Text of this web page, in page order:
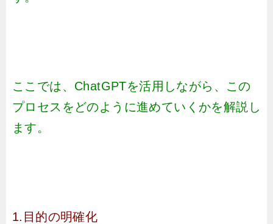
ここでは、ChatGPTを活用しながら、この
プロセスをどのように進めていくかを解説し
ます。
1.目的の明確化